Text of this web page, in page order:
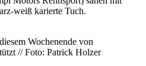
weiß karierte Tuch.
Wochenende von
// Foto: Patrick Holzer